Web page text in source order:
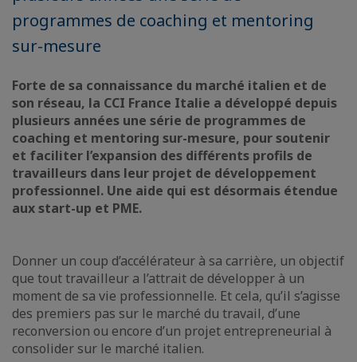
programmes de coaching et mentoring
sur-mesure
Forte de sa connaissance du marché italien et de
son réseau, la CCI France Italie a développé depuis
plusieurs années une série de programmes de
coaching et mentoring sur-mesure, pour soutenir
et faciliter l’expansion des différents profils de
travailleurs dans leur projet de développement
professionnel. Une aide qui est désormais étendue
aux start-up et PME.
Donner un coup d’accélérateur à sa carrière, un objectif
que tout travailleur a l’attrait de développer à un
moment de sa vie professionnelle. Et cela, qu’il s’agisse
des premiers pas sur le marché du travail, d’une
reconversion ou encore d’un projet entrepreneurial à
consolider sur le marché italien.